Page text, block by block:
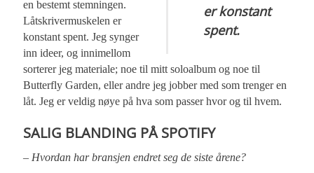
er konstant
spent.
en bestemt stemningen.
Låtskrivermuskelen er
konstant spent. Jeg synger
inn ideer, og innimellom
sorterer jeg materiale; noe til mitt soloalbum og noe til
Butterfly Garden, eller andre jeg jobber med som trenger en
låt. Jeg er veldig nøye på hva som passer hvor og til hvem.
SALIG BLANDING PÅ SPOTIFY
– Hvordan har bransjen endret seg de siste årene?